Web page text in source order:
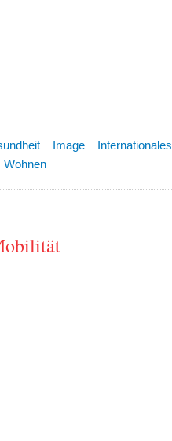
Image Internationales
Wohnen